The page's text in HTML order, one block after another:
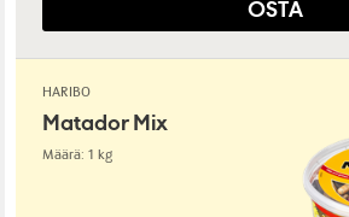
OSTA
HARIBO
Matador Mix
Määrä: 1 kg